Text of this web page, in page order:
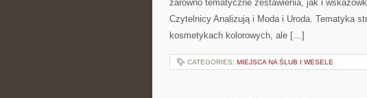
zarówno tematyczne zestawienia, jak i
Czytelnicy Analizują i Moda i Uroda. Tematyka
kosmetykach kolorowych, ale […]
CATEGORIES: MIEJSCA NA ŚLUB I WESELE